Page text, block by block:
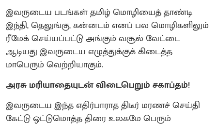
இவருடைய படங்கள் தமிழ் மொழியைத் தாண்டி
இந்தி, தெலுங்கு, கன்னடம் எனப் பல மொழிகளிலும்
ரீமேக் செய்யப்பட்டு அங்கும் வசூல் வேட்டை
ஆடியது இவருடைய எழுத்துக்குக் கிடைத்த
மாபெரும் வெற்றியாகும்.
அரசு மரியாதையுடன் விடைபெறும் சகாப்தம்!
இவருடைய இந்த எதிர்பாராத திடீர் மரணச் செய்தி
கேட்டு ஒட்டுமொத்த திரை உலகமே பெரும்